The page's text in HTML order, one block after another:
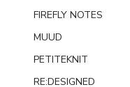
FIREFLY NOTES
MUUD
PETITEKNIT
RE:DESIGNED